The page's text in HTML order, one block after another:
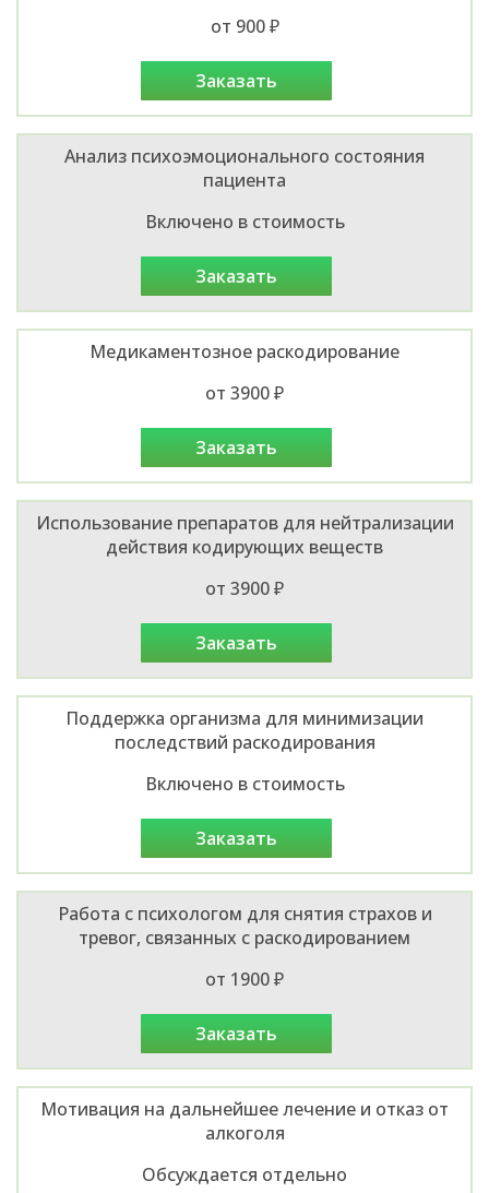
от 900 ₽
заказать
Анализ психоэмоционального состояния
пациента
Включено в стоимость
заказать
Медикаментозное раскодирование
от 3900 ₽
заказать
Использование препаратов для нейтрализации
действия кодирующих веществ
от 3900 ₽
заказать
Поддержка организма для минимизации
последствий раскодирования
Включено в стоимость
заказать
Работа с психологом для снятия страхов и
тревог, связанных с раскодированием
от 1900 ₽
заказать
Мотивация на дальнейшее лечение и отказ от
алкоголя
Обсуждается отдельно